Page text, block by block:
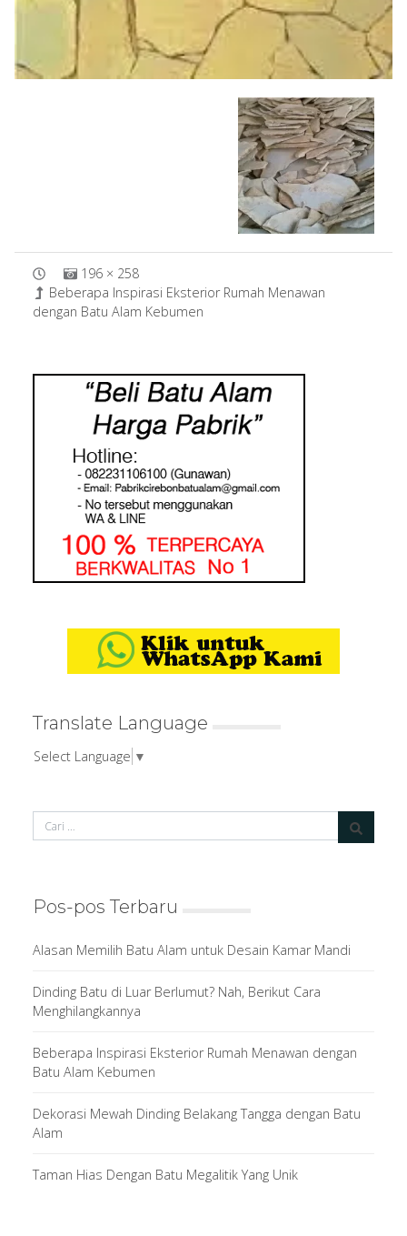
196 × 258
Beberapa Inspirasi Eksterior Rumah Menawan
dengan Batu Alam Kebumen
Translate Language
Select Language ▼
Pos-pos Terbaru
Alasan Memilih Batu Alam untuk Desain Kamar Mandi
Dinding Batu di Luar Berlumut? Nah, Berikut Cara
Menghilangkannya
Beberapa Inspirasi Eksterior Rumah Menawan dengan
Batu Alam Kebumen
Dekorasi Mewah Dinding Belakang Tangga dengan Batu
Alam
Taman Hias Dengan Batu Megalitik Yang Unik